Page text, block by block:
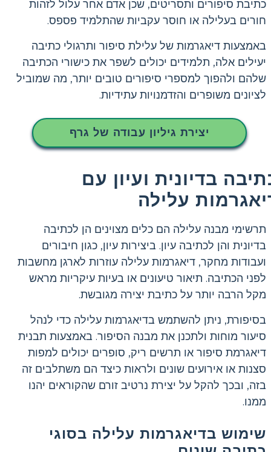
כתיבת סיפורים ותסריטים, שכן אדם אחר עלול לזהות
חורים בעלילה או חוסר עקביות שהתלמיד פספס.
באמצעות דיאגרמות של עלילת סיפור ותרגולי כתיבה
יעילים אלה, תלמידים יכולים לשפר את כישורי הכתיבה
שלהם ולהפוך למספרי סיפורים טובים יותר, מה שמוביל
לציונים משופרים והזדמנויות עתידיות.
יצירת גיליון עבודה של גרף
בדיונית ועיון עם
עלילה
תרשימי מבנה עלילה הם כלים מצוינים הן לכתיבה
בדיונית והן לכתיבה עיון. ביצירות עיון, כגון חיבורים
ועבודות מחקר, דיאגרמות עלילה עוזרות לארגן מחשבות
לפני הכתיבה. תיאור טיעונים או בעיות עיקריות מראש
מקל הרבה יותר על כתיבת יצירה מגובשת.
בסיפורת, ניתן להשתמש בדיאגרמות עלילה כדי לנהל
סיעור מוחות ולתכנן את מבנה הסיפור. באמצעות תבנית
דיאגרמת סיפור או תרשים ריק, סופרים יכולים למפות
סצנות או אירועים שונים ולראות כיצד הם משתלבים זה
בזה, ובכך להקל על יצירת נרטיב זורם שהקוראים יהנו
ממנו.
שימוש בדיאגרמות עלילה בסוגי